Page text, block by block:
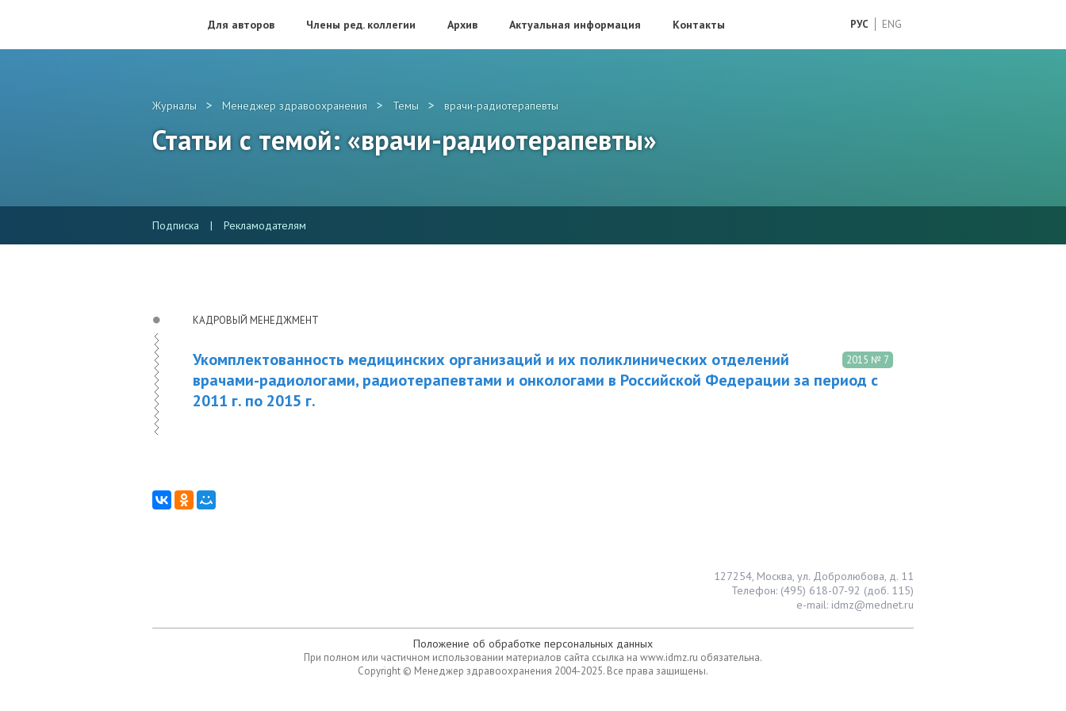
РУС ENG
Для авторов Члены ред. коллегии Архив Актуальная информация Контакты
Журналы > Менеджер здравоохранения > Темы > врачи-радиотерапевты
Статьи с темой: «врачи-радиотерапевты»
Подписка | Рекламодателям
КАДРОВЫЙ МЕНЕДЖМЕНТ
2015 № 7
Укомплектованность медицинских организаций и их поликлинических отделений
врачами-радиологами, радиотерапевтами и онкологами в Российской Федерации за период с
2011 г. по 2015 г.
127254, Москва, ул. Добролюбова, д. 11
Телефон: (495) 618-07-92 (доб. 115)
e-mail: idmz@mednet.ru
Положение об обработке персональных данных
При полном или частичном использовании материалов сайта ссылка на www.idmz.ru обязательна.
Copyright © Менеджер здравоохранения 2004-2025. Все права защищены.